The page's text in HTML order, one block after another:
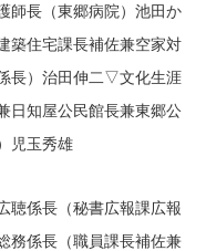
師長（東郷病院）池田か
築住宅課長補佐兼空家対
長）治田伸二▽文化生涯
日知屋公民館長兼東郷公
児玉秀雄
聴係長（秘書広報課広報
務係長（職員課長補佐兼